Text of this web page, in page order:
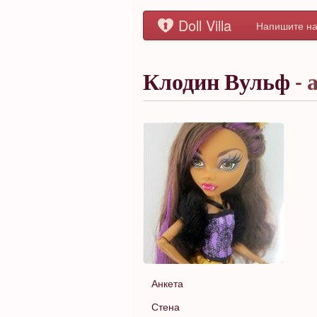
Doll Villa Напишите
Клодин Вульф -
Анкета
Стена